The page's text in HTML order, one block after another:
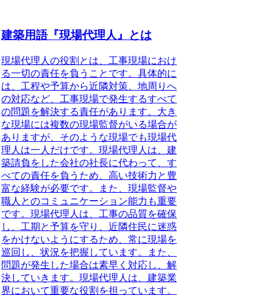
建築用語『現場代理人』とは
現場代理人の役割 とは、工事現場におけ
る一切の責任を負うことです。具体的に
は、工程や予算から近隣対策、地周りへ
の対応など、工事現場で発生するすべて
の問題を解決する責任があります。大き
な現場には複数の現場監督がいる場合が
ありますが、そのような現場でも現場代
理人は一人だけです。現場代理人は、建
築請負をした会社の社長に代わって
、す
べての責任を負うため、高い技術力と豊
富な経験が必要です。また、現場監督や
職人とのコミュニケーション能力も重要
です。現場代理人は、工事の品質を確保
し、工期と予算を守り、近隣住民に迷惑
をかけないようにするため、常に現場を
巡回し、状況を把握しています。また、
問題が発生した場合は素早く対応し、解
決していきます。現場代理人は、建築業
界において重要な役割を担っています。